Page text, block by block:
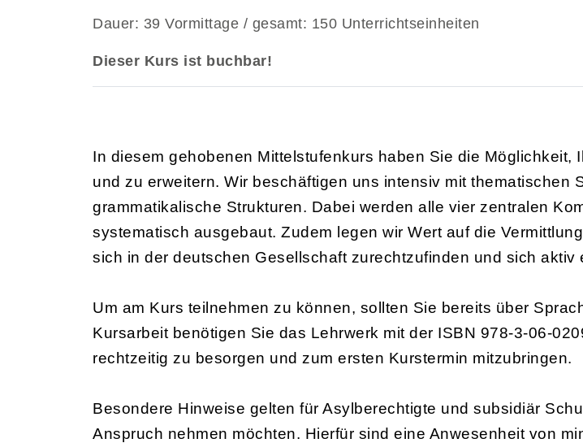
Dauer: 39 Vormittage / gesamt: 150 Unterrichtseinheiten
Dieser Kurs ist buchbar!
In diesem gehobenen Mittelstufenkurs haben Sie die
und zu erweitern. Wir beschäftigen uns intensiv mit thematischen
grammatikalische Strukturen. Dabei werden alle vier zentralen
systematisch ausgebaut. Zudem legen wir Wert auf die
sich in der deutschen Gesellschaft zurechtzufinden und sich aktiv
Um am Kurs teilnehmen zu können, sollten Sie bereits über
Kursarbeit benötigen Sie das Lehrwerk mit der ISBN 978-3-06-
rechtzeitig zu besorgen und zum ersten Kurstermin mitzubringen.
Besondere Hinweise gelten für Asylberechtigte und subsidiär
Anspruch nehmen möchten. Hierfür sind eine Anwesenheit von